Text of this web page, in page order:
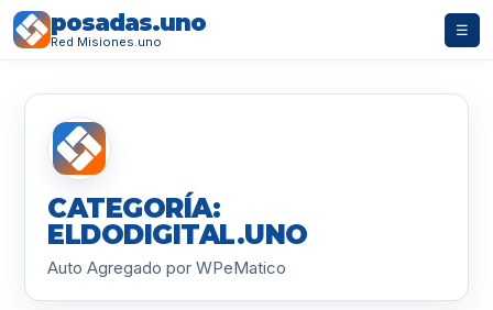
posadas.uno
Red Misiones.uno
☰
CATEGORÍA:
ELDODIGITAL.UNO
Auto Agregado por WPeMatico